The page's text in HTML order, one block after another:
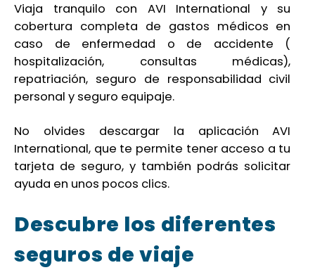
Viaja tranquilo con AVI International y su
cobertura completa de gastos médicos en
caso de enfermedad o de accidente (
hospitalización, consultas médicas),
repatriación, seguro de responsabilidad civil
personal y seguro equipaje.
No olvides descargar la aplicación AVI
International, que te permite tener acceso a tu
tarjeta de seguro, y también podrás solicitar
ayuda en unos pocos clics.
Descubre los diferentes
seguros de viaje